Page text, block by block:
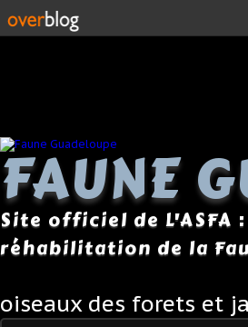
FAUNE
Site officiel de L'ASFA
réhabilitation de la
oiseaux des forets et